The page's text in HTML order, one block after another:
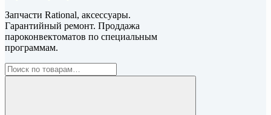
Запчасти Rational, аксессуары.
Гарантийный ремонт. Проддажа
пароконвектоматов по специальным
программам.